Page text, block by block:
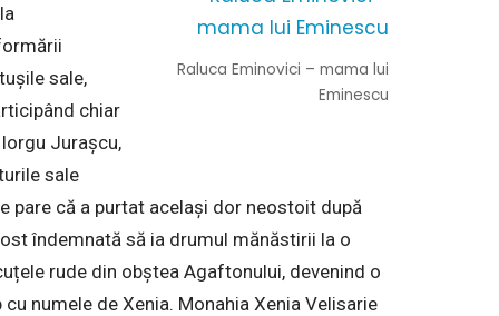
Raluca Eminovici – mama lui
Eminescu
sale,
chiar
Jurașcu,
sale
pare că a purtat același dor neostoit după
îndemnată să ia drumul mănăstirii la o
rude din obștea Agaftonului, devenind o
numele de Xenia. Monahia Xenia Velisarie